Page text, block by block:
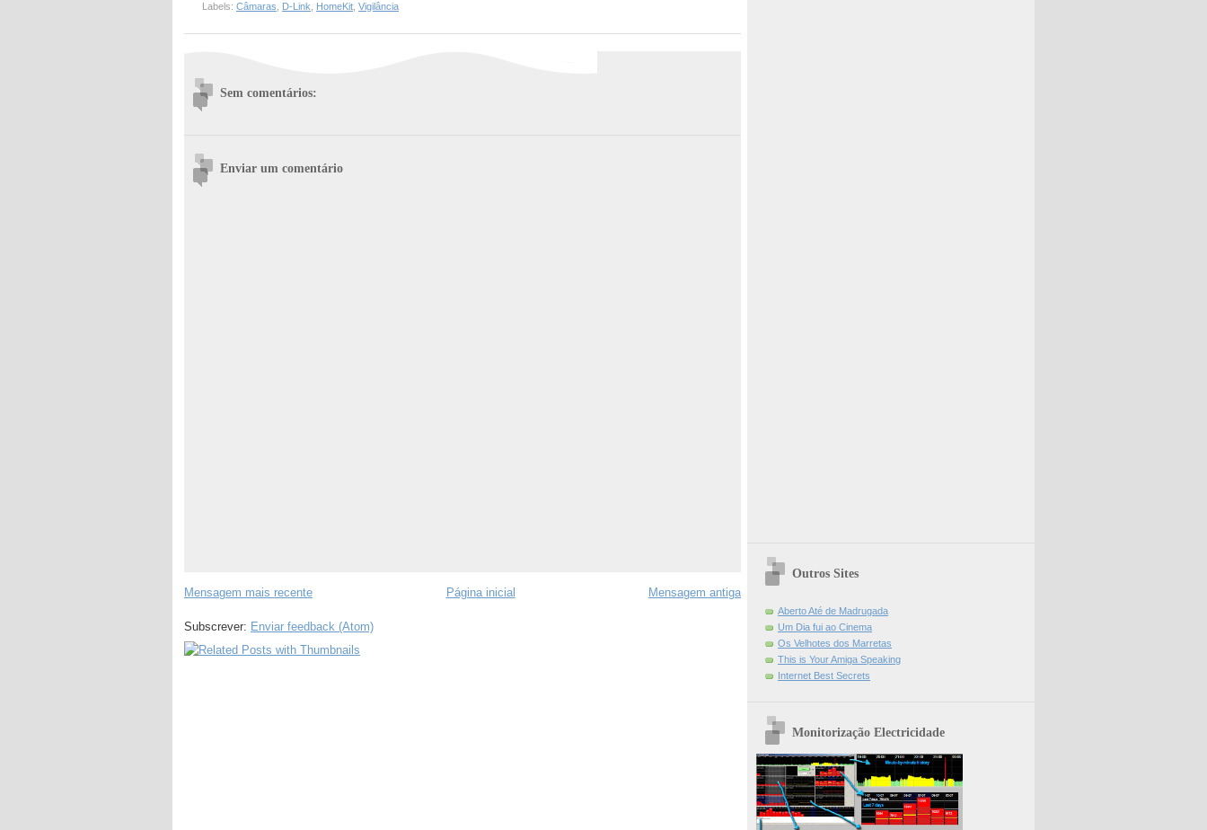
Labels: Câmaras, D-Link, HomeKit, Vigilância
Sem comentários:
Enviar um comentário
Mensagem mais recente Mensagem antiga
Página inicial
Subscrever: Enviar feedback (Atom)
Outros Sites
Aberto Até de Madrugada
Um Dia fui ao Cinema
Os Velhotes dos Marretas
This is Your Amiga Speaking
Internet Best Secrets
Monitorização Electricidade